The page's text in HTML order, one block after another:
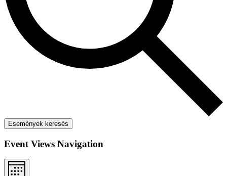
Események keresés
Event Views Navigation